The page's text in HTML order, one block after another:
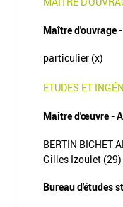
Maître d'ouvrage
particulier (x)
ETUDES ET
Maître d'œuvre -
BERTIN BICHET
Gilles Izoulet (29)
Bureau d'études